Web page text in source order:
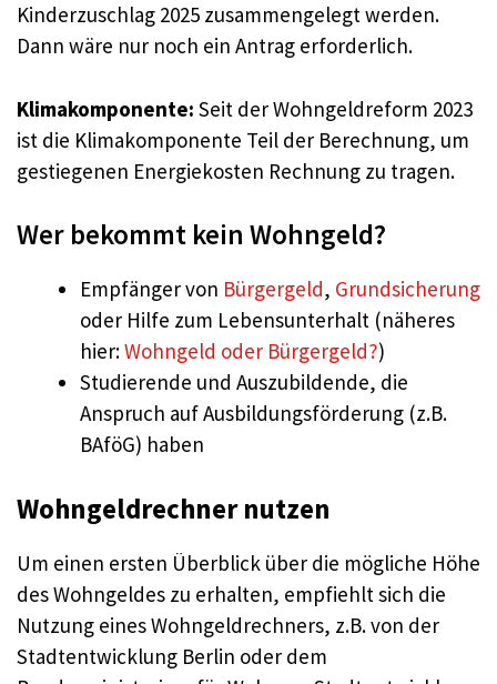
Kinderzuschlag 2025 zusammengelegt werden.
Dann wäre nur noch ein Antrag erforderlich.
Klimakomponente: Seit der Wohngeldreform 2023
ist die Klimakomponente Teil der Berechnung, um
gestiegenen Energiekosten Rechnung zu tragen.
Wer bekommt kein Wohngeld?
Empfänger von Bürgergeld, Grundsicherung
oder Hilfe zum Lebensunterhalt (näheres
hier:Wohngeld oder Bürgergeld?)
Studierende und Auszubildende, die
Anspruch auf Ausbildungsförderung (z.B.
BAföG) haben
Wohngeldrechner nutzen
Um einen ersten Überblick über die mögliche Höhe
des Wohngeldes zu erhalten, empfiehlt sich die
Nutzung eines Wohngeldrechners, z.B. von der
Stadtentwicklung Berlin oder dem